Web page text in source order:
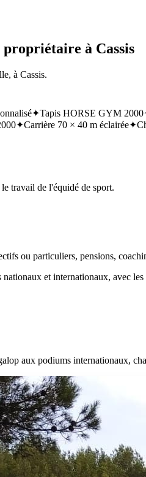
à Cassis
à Cassis.
✦Tapis HORSE GYM 2000
✦Carrière 70 × 40 m éclairée✦
travail de l'équidé de sport.
ou particuliers, pensions,
et internationaux, avec
aux podiums internationaux,